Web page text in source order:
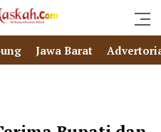
Jawa Barat